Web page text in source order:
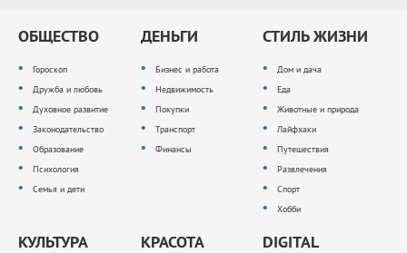
ОБЩЕСТВО
Гороскоп
Дружба и любовь
Духовное развитие
Законодательство
Образование
Психология
Семья и дети
ДЕНЬГИ
Бизнес и работа
Недвижимость
Покупки
Транспорт
Финансы
СТИЛЬ ЖИЗНИ
Дом и дача
Еда
Животные и природа
Лайфхаки
Путешествия
Развлечения
Спорт
Хобби
КУЛЬТУРА КРАСОТА DIGITAL